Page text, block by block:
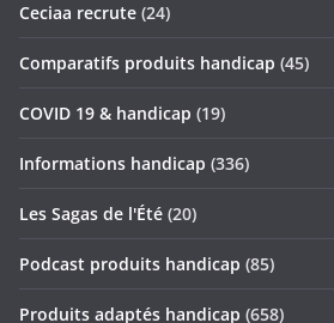
Ceciaa recrute (24)
Comparatifs produits handicap (45)
COVID 19 & handicap (19)
Informations handicap (336)
Les Sagas de l'Été (20)
Podcast produits handicap (85)
Produits adaptés handicap (658)